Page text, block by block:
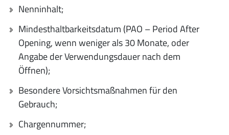
Nenninhalt;
Mindesthaltbarkeitsdatum (PAO – Period After
Opening, wenn weniger als 30 Monate, oder
Angabe der Verwendungsdauer nach dem
Öffnen);
Besondere Vorsichtsmaßnahmen für den
Gebrauch;
Chargennummer;